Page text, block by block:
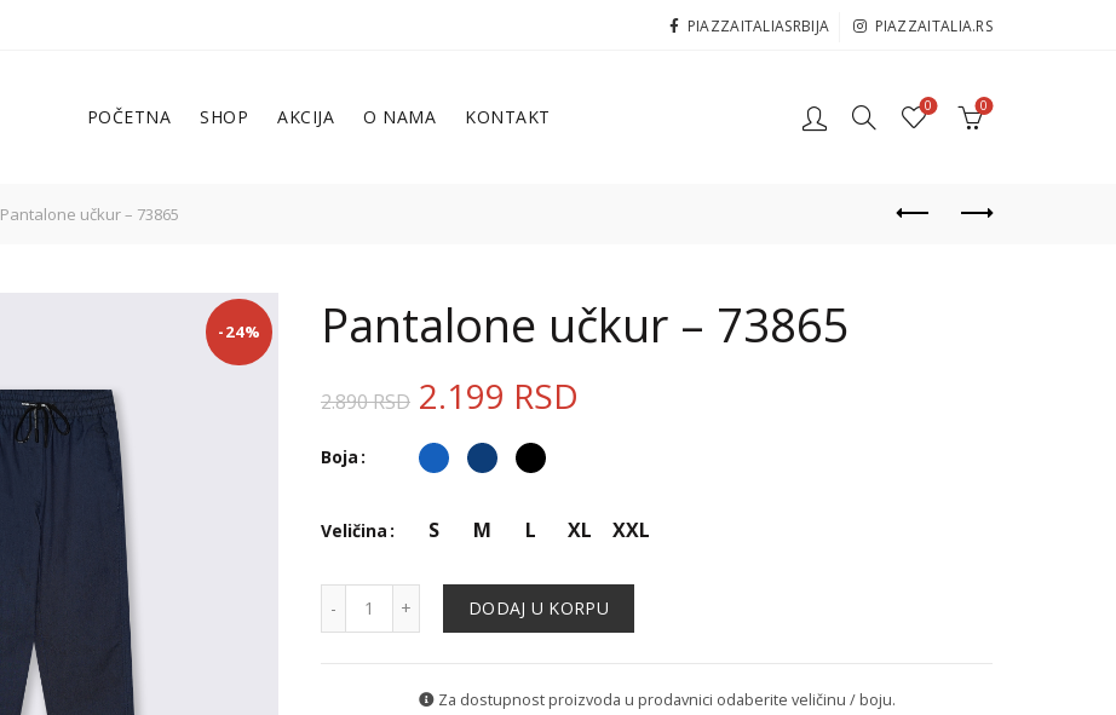
PIAZZAITALIASRBIJA PIAZZAITALIA.RS
POČETNA SHOP AKCIJA O NAMA KONTAKT 0 0
Pantalone učkur – 73865
-24% Pantalone učkur – 73865
2.890RSD 2.199 RSD
Boja
Veličina S M L XL XXL
DODAJ U KORPU
Za dostupnost proizvoda u prodavnici odaberite veličinu / boju.